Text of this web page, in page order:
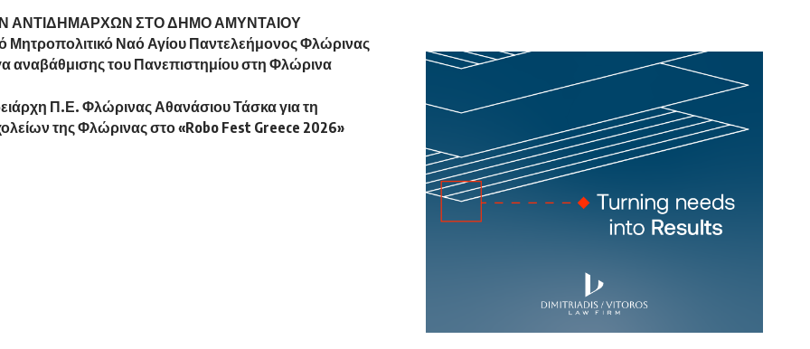
ΑΝΤΙΔΗΜΑΡΧΩΝ ΣΤΟ ΔΗΜΟ ΑΜΥΝΤΑΙΟΥ
Μητροπολιτικό Ναό Αγίου Παντελεήμονος Φλώρινας
αναβάθμισης του Πανεπιστημίου στη Φλώρινα
Π.Ε. Φλώρινας Αθανάσιου Τάσκα για τη
της Φλώρινας στο «Robo Fest Greece 2026»